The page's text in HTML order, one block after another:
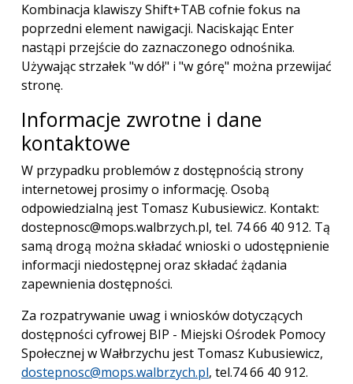
Kombinacja klawiszy Shift+TAB cofnie fokus na
poprzedni element nawigacji. Naciskając Enter
nastąpi przejście do zaznaczonego odnośnika.
Używając strzałek "w dół" i "w górę" można przewijać
stronę.
Informacje zwrotne i dane
kontaktowe
W przypadku problemów z dostępnością strony
internetowej prosimy o informację. Osobą
odpowiedzialną jest Tomasz Kubusiewicz. Kontakt:
dostepnosc@mops.walbrzych.pl, tel. 74 66 40 912. Tą
samą drogą można składać wnioski o udostępnienie
informacji niedostępnej oraz składać żądania
zapewnienia dostępności.
Za rozpatrywanie uwag i wniosków dotyczących
dostępności cyfrowej BIP - Miejski Ośrodek Pomocy
Społecznej w Wałbrzychu jest Tomasz Kubusiewicz,
dostepnosc@mops.walbrzych.pl, tel.74 66 40 912.